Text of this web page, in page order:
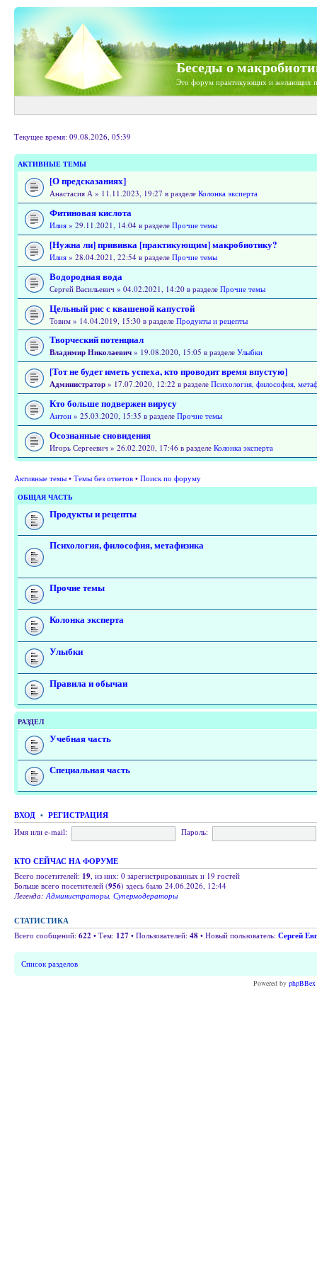
Беседы о
Это форум практикующих и желающих
Текущее время: 09.08.2026, 05:39
АКТИВНЫЕ ТЕМЫ
[О предсказаниях]
Анастасия А » 11.11.2023, 19:27 в разделе Колонка эксперта
Фитиновая кислота
Илия » 29.11.2021, 14:04 в разделе Прочие темы
[Нужна ли] прививка [практикующим] макробиотику?
Илия » 28.04.2021, 22:54 в разделе Прочие темы
Водородная вода
Сергей Васильевич » 04.02.2021, 14:20 в разделе Прочие темы
Цельный рис с квашеной капустой
Товим » 14.04.2019, 15:30 в разделе Продукты и рецепты
Творческий потенциал
Владимир Николаевич » 19.08.2020, 15:05 в разделе Улыбки
[Тот не будет иметь успеха, кто проводит время впустую]
Администратор » 17.07.2020, 12:22 в разделе Психология, философия,
Кто больше подвержен вирусу
Антон » 25.03.2020, 15:35 в разделе Прочие темы
Осознанные сновидения
Игорь Сергеевич » 26.02.2020, 17:46 в разделе Колонка эксперта
Активные темы • Темы без ответов • Поиск по форуму
ОБЩАЯ ЧАСТЬ
Продукты и рецепты
Психология, философия, метафизика
Прочие темы
Колонка эксперта
Улыбки
Правила и обычаи
РАЗДЕЛ
Учебная часть
Специальная часть
ВХОД • РЕГИСТРАЦИЯ
Имя или e-mail: Пароль:
КТО СЕЙЧАС НА ФОРУМЕ
Всего посетителей: 19 , из них: 0 зарегистрированных и 19 гостей
Больше всего посетителей (956) здесь было 24.06.2026, 12:44
Легенда: Администраторы Супермодераторы
СТАТИСТИКА
Всего сообщений: 622 • Тем: 127 • Пользователей: 48 • Новый пользователь: Сергей
Список разделов
Powered by phpBBex